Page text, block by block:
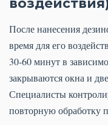
После нанесения
время для его
30-60 минут в
закрываются окна и
Специалисты
повторную обработку